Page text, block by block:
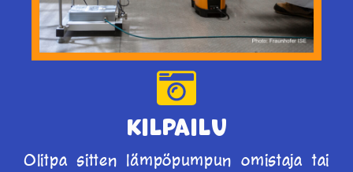
Kilpailu
Olitpa sitten lämpöpumpun omistaja tai